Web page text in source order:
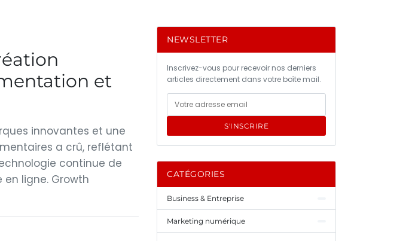
et
innovantes et une
a crû, reflétant
continue de
ligne. Growth
NEWSLETTER
Inscrivez-vous pour recevoir nos derniers
articles directement dans votre boîte mail.
S'INSCRIRE
CATÉGORIES
Business & Entreprise
Marketing numérique